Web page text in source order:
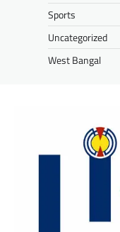
Sports
Uncategorized
West Bangal